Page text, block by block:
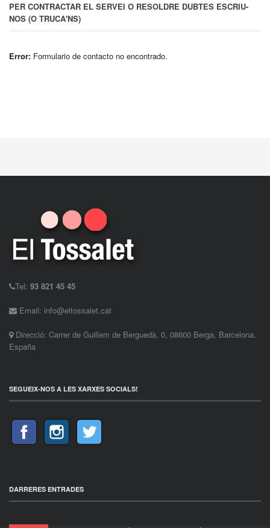
PER CONTRACTAR EL SERVEI O RESOLDRE DUBTES ESCRIU-
NOS (O TRUCA'NS)
Error: Formulario de contacto no encontrado.
Tel: 93 821 45 45
Email: info@eltossalet.cat
Direcció: Carrer de Guillem de Berguedà, 0, 08600 Berga, Barcelona.
España
SEGUEIX-NOS A LES XARXES SOCIALS!
DARRERES ENTRADES